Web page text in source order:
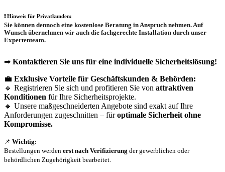
❗Hinweis für Privatkunden:
Sie können dennoch eine kostenlose Beratung in Anspruch nehmen. Auf
Wunsch übernehmen wir auch die fachgerechte Installation durch unser
Expertenteam.
➡ Kontaktieren Sie uns für eine individuelle Sicherheitslösung!
💼 Exklusive Vorteile für Geschäftskunden & Behörden:
🔹 Registrieren Sie sich und profitieren Sie von attraktiven
Konditionen für Ihre Sicherheitsprojekte.
🔹 Unsere maßgeschneiderten Angebote sind exakt auf Ihre
Anforderungen zugeschnitten – füroptimale Sicherheit ohne
Kompromisse.
📌 Wichtig:
Bestellungen werden erst nach Verifizierung der gewerblichen oder
behördlichen Zugehörigkeit bearbeitet.